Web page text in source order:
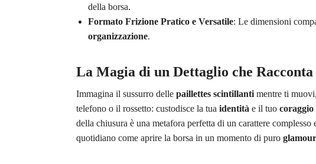
della borsa.
Formato Frizione Pratico e Versatile: Le dimensioni
organizzazione.
La Magia di un Dettaglio che
Immagina il sussurro delle paillettes scintillantimentre ti
telefono o il rossetto: custodisce la tua identità e il tuo coraggio
della chiusura è una metafora perfetta di un carattere
quotidiano come aprire la borsa in un momento di puro glamour